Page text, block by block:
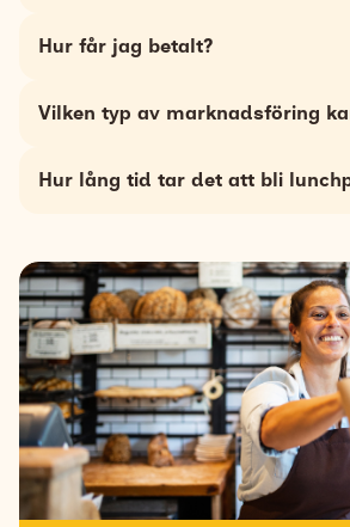
kopplas till arbetsgivares
Hur får jag betalt?
som ett vanligt visa-kort.
Vilken typ av marknadsföring
kampanjer i Epassiappen och förnya
medier – utan extra kostnad.
Hur lång tid tar det att bli